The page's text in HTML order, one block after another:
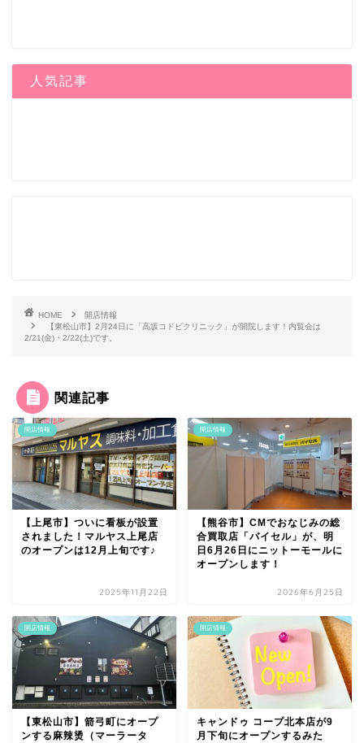
人気記事
HOME
開店情報
【東松山市】2月24日に「高坂コドビクリニック」が開院します！内覧会は
2/21(金)・2/22(土)です。
関連記事
開店情報
【上尾市】ついに看板が設置
されました！マルヤス上尾店
のオープンは12月上旬です♪
2025年11月22日
開店情報
【熊谷市】CMでおなじみの総
合買取店「バイセル」が、明
日6月26日にニットーモールに
オープンします！
2026年6月25日
開店情報
【東松山市】箭弓町にオープ
ンする麻辣烫（マーラータ
開店情報
キャンドゥ コープ北本店が9
月下旬にオープンするみた